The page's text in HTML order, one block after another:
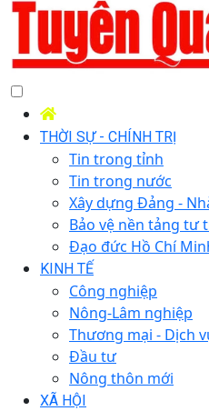
THỜI SỰ - CHÍNH TRỊ
Tin trong tỉnh
Tin trong nước
Xây dựng Đảng -
Bảo vệ nền tảng tư
Đạo đức Hồ Chí
KINH TẾ
Công nghiệp
Nông-Lâm nghiệp
Thương mại - Dịch
Đầu tư
Nông thôn mới
XÃ HỘI